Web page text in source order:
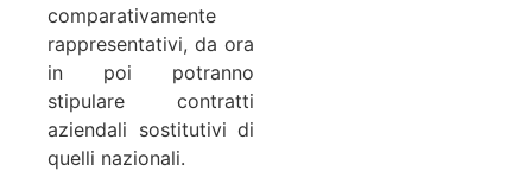
comparativamente
rappresentativi, da ora
in poi potranno
stipulare contratti
aziendali sostitutivi di
quelli nazionali.